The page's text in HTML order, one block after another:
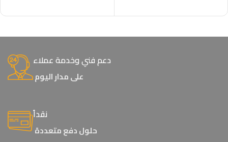
دعم فني وخدمة عملاء
على مدار اليوم
نقداً
حلول دفع متعددة